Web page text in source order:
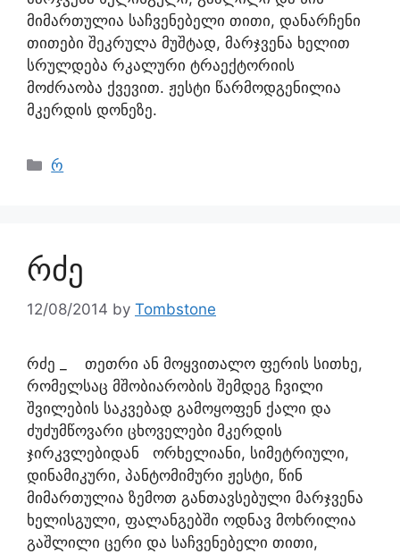
მიმართულია საჩვენებელი თითი, დანარჩენი
თითები შეკრულა მუშტად, მარჯვენა ხელით
სრულდება რკალური ტრაექტორიის
მოძრაობა ქვევით. ჟესტი წარმოდგენილია
მკერდის დონეზე.
რ
რძე
12/08/2014 by Tombstone
რძე _ თეთრი ან მოყვითალო ფერის სითხე,
რომელსაც მშობიარობის შემდეგ ჩვილი
შვილების საკვებად გამოყოფენ ქალი და
ძუძუმწოვარი ცხოველები მკერდის
ჯირკვლებიდან ორხელიანი, სიმეტრიული,
დინამიკური, პანტომიმური ჟესტი, წინ
მიმართულია ზემოთ განთავსებული მარჯვენა
ხელისგული, ფალანგებში ოდნავ მოხრილია
გაშლილი ცერი და საჩვენებელი თითი,